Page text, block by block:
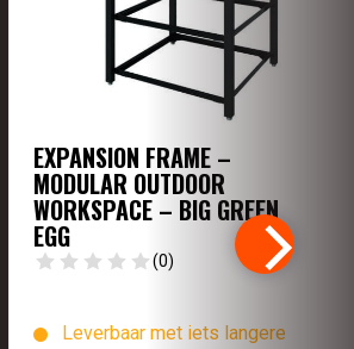
EXPANSION FRAME –
MODULAR OUTDOOR
WORKSPACE – BIG GREEN
EGG
(0)
Leverbaar met iets langere